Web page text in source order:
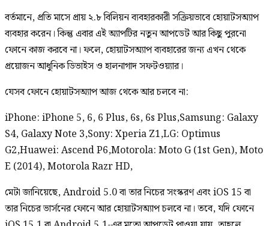
বর্তমানে, প্রতি মাসে প্রায় ২.৮ বিলিয়ন ব্যবহারকারী সক্রিয়ভাবে হোয়াটসঅ্যাপ
ব্যবহার করেন। কিন্তু এবার এই অ্যাপটির নতুন আপডেট আর কিছু পুরনো
ফোনে কাজ করবে না। ফলে, হোয়াটসঅ্যাপ ব্যবহারের জন্য এখন থেকে
প্রয়োজন আধুনিক ডিভাইস ও হালনাগাদ সফটওয়্যার।
যেসব ফোনে হোয়াটসঅ্যাপ আজ থেকে আর চলবে না:
iPhone: iPhone 5, 6, 6 Plus, 6s, 6s Plus,Samsung: Galaxy
S4, Galaxy Note 3,Sony: Xperia Z1,LG: Optimus
G2,Huawei: Ascend P6,Motorola: Moto G (1st Gen), Moto
E (2014), Motorola Razr HD,
মেটা জানিয়েছে, Android 5.0 বা তার নিচের সংস্করণ এবং iOS 15 বা
তার নিচের ভার্সনের ফোনে আর হোয়াটসঅ্যাপ চলবে না। তবে, যদি ফোনে